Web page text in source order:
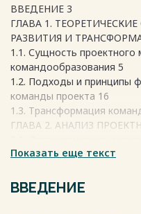
ВВЕДЕНИЕ 3
ГЛАВА 1.
РАЗВИТИЯ И
1.1. Сущность
командообразования 5
1.2. Подходы и принципы
команды проекта 16
1.3. Трансформация
ГЛАВА 2. АНАЛИЗ
«Зима» 29
2.3. Проектная среда в
ГЛАВА 3.
Показать еще текст
ВВЕДЕНИЕ